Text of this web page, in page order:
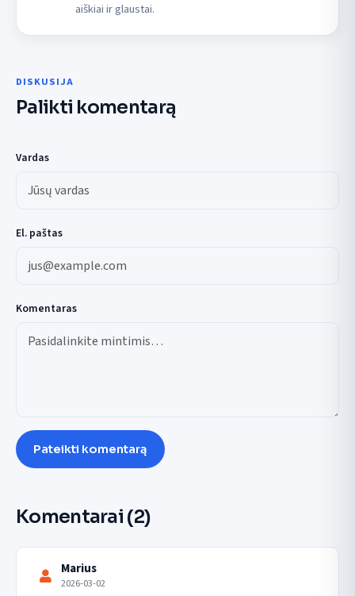
aiškiai ir glaustai.
DISKUSIJA
Palikti komentarą
Vardas
El. paštas
Komentaras
Pateikti komentarą
Komentarai (2)
Marius
2026-03-02